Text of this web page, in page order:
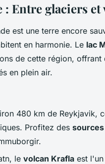
: Entre glaciers et
est une terre encore
en harmonie. Le lac
de cette région,
en plein air.
480 km de Reykjavik,
Profitez des
le volcan Krafla est